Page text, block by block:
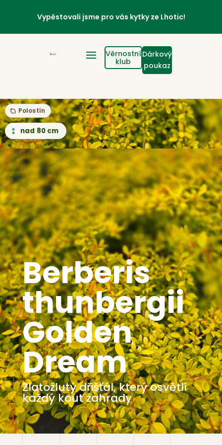
Vypěstovali jsme pro vás kytky ze Lhotic!
Věrnostní
klub
Dárkový
poukaz
Berberis
thunbergii
Golden
Dream
Zlatožlutý dřišťál, který osvětlí
každý kout zahrady